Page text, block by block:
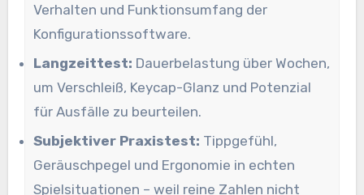
Verhalten und Funktionsumfang der
Konfigurationssoftware.
Langzeittest: Dauerbelastung über Wochen,
um Verschleiß, Keycap-Glanz und Potenzial
für Ausfälle zu beurteilen.
Subjektiver Praxistest: Tippgefühl,
Geräuschpegel und Ergonomie in echten
Spielsituationen – weil reine Zahlen nicht